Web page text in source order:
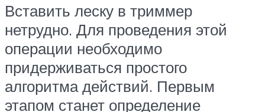
Вставить леску в триммер
нетрудно. Для проведения этой
операции необходимо
придерживаться простого
алгоритма действий. Первым
этапом станет определение